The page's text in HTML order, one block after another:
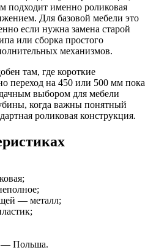
подходит именно роликовая
Для базовой мебели это
если нужна замена старой
или сборка простого
механизмов.
там, где короткие
переход на 450 или 500 мм пока
выбором для мебели
когда важны понятный
роликовая конструкция.
— металл;
— Польша.